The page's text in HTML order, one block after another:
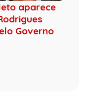
aparece
Governo